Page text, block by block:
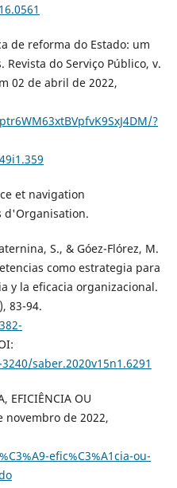
de reforma do Estado: um
do Serviço Público, v.
02 de abril de 2022,
?
et navigation
d'Organisation.
S., & Góez-Flórez, M.
como estrategia para
y la eficacia organizacional.
83-94.
saber.2020v15n1.6291
EFICIÊNCIA OU
novembro de 2022,
efic%C3%A1cia-ou-